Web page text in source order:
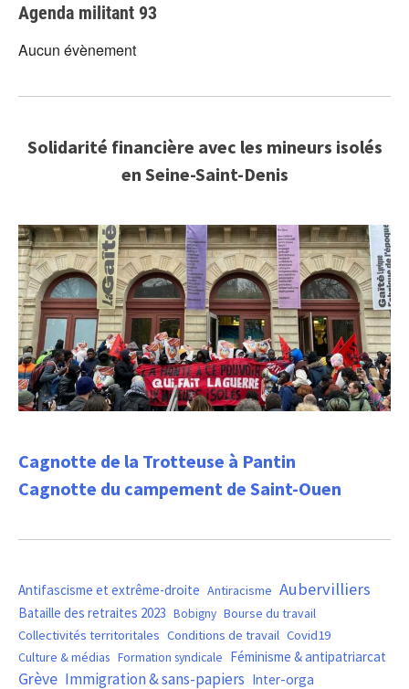
Agenda militant 93
Aucun évènement
Solidarité financière avec les mineurs isolés
en Seine-Saint-Denis
Cagnotte de la Trotteuse à Pantin
Cagnotte du campement de Saint-Ouen
Antifascisme et extrême-droite Antiracisme Aubervilliers
Bataille des retraites 2023 Bobigny Bourse du travail
Collectivités territoritales Conditions de travail Covid19
Culture & médias Formation syndicale Féminisme & antipatriarcat
Grève Immigration & sans-papiers Inter-orga